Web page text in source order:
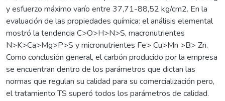
y esfuerzo máximo varío entre 37,71-88,52 kg/cm2. En la
evaluación de las propiedades química: el análisis elemental
mostró la tendencia C>O>H>N>S, macronutrientes
N>K>Ca>Mg>P>S y micronutrientes Fe> Cu>Mn >B> Zn.
Como conclusión general, el carbón producido por la empresa
se encuentran dentro de los parámetros que dictan las
normas que regulan su calidad para su comercialización pero,
el tratamiento TS superó todos los parámetros de calidad.